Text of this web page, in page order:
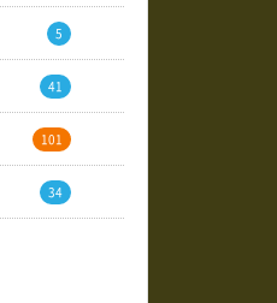
5
41
101
34